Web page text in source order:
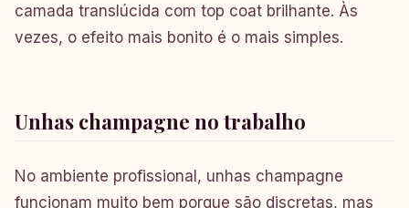
camada translúcida com top coat brilhante. Às
vezes, o efeito mais bonito é o mais simples.
Unhas champagne no trabalho
No ambiente profissional, unhas champagne
funcionam muito bem porque são discretas, mas